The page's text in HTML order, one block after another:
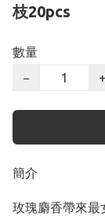
枝20pcs
數量
−
+
簡介
玫瑰麝香帶來最